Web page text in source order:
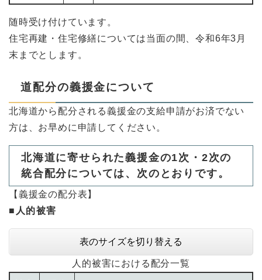
随時受け付けています。
住宅再建・住宅修繕については当面の間、令和6年3月
末までとします。
道配分の義援金について
北海道から配分される義援金の支給申請がお済でない
方は、お早めに申請してください。
北海道に寄せられた義援金の1次・2次の
統合配分については、次のとおりです。
【義援金の配分表】
■人的被害
表のサイズを切り替える
人的被害における配分一覧